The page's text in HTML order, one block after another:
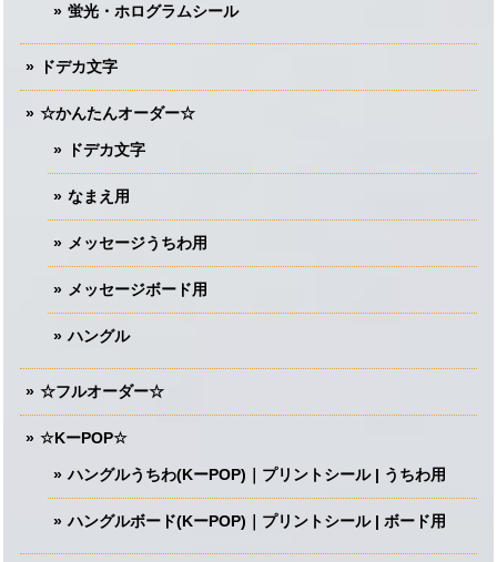
蛍光・ホログラムシール
ドデカ文字
☆かんたんオーダー☆
ドデカ文字
なまえ用
メッセージうちわ用
メッセージボード用
ハングル
☆フルオーダー☆
☆KーPOP☆
ハングルうちわ(KーPOP)｜プリントシール | うちわ用
ハングルボード(KーPOP)｜プリントシール | ボード用